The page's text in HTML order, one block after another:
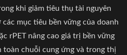
khi giảm tiêu thụ tài nguyên
mục tiêu bền vững của doanh
rPET nâng cao giá trị bền vững
toàn chuỗi cung ứng và trong thị